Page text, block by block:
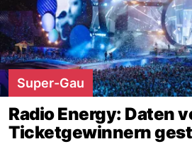
Super-Gau
Radio Energy: Daten
Ticketgewinnern